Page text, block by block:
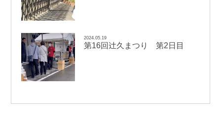
2024.05.19
第16回辻久まつり 第2日目